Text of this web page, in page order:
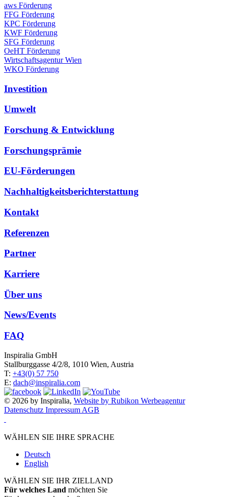
aws Förderung
FFG Förderung
KPC Förderung
KWF Förderung
SFG Förderung
OeHT Förderung
Wirtschaftsagentur Wien
WKO Förderung
Investition
Umwelt
Forschung & Entwicklung
Forschungsprämie
EU-Förderungen
Nachhaltigkeitsberichterstattung
Kontakt
Referenzen
Partner
Karriere
Über uns
News/Events
FAQ
Inspiralia GmbH
Stallburggasse 4/2/8, 1010 Wien, Austria
T: +43(0) 57 750
E: dach@inspiralia.com
© 2026 by Inspiralia, Website by Rubikon Werbeagentur
Datenschutz Impressum AGB
WÄHLEN SIE IHRE SPRACHE
Deutsch
English
WÄHLEN SIE IHR ZIELLAND
Für welches Land möchten Sie